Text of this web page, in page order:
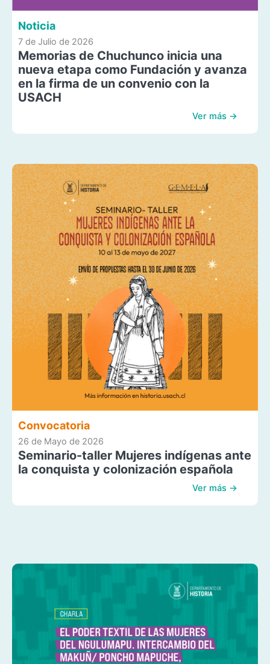
Noticia
7 de Julio de 2026
Memorias de Chuchunco inicia una
nueva etapa como Fundación y avanza
en la firma de un convenio con la
USACH
Ver más →
Convocatoria
26 de Mayo de 2026
Seminario-taller Mujeres indígenas ante
la conquista y colonización española
Ver más →